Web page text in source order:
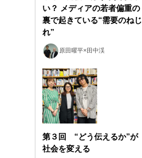
い？ メディアの若者偏重の
裏で起きている“需要のねじ
れ”
原田曜平×田中渓
第３回 “どう伝えるか”が
社会を変える